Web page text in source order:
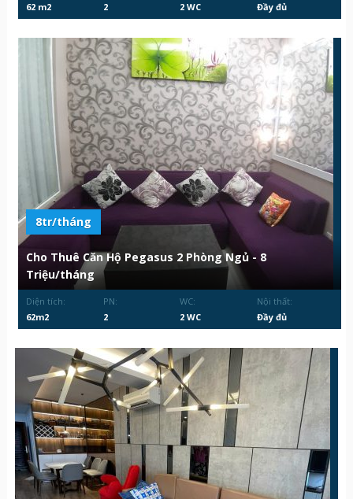
62 m2
2
2 WC
Đầy đủ
8tr/tháng
Cho Thuê Căn Hộ Pegasus 2 Phòng Ngủ - 8
Triệu/tháng
Diện tích:
62m2
PN:
2
WC:
2 WC
Nội thất:
Đầy đủ